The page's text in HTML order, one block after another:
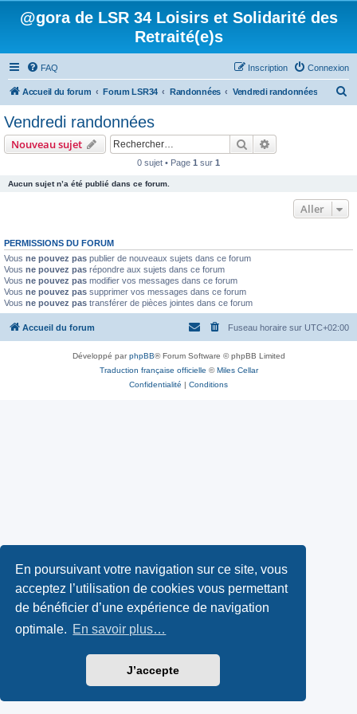
En poursuivant votre navigation sur ce site, vous
acceptez l’utilisation de cookies vous permettant
de bénéficier d’une expérience de navigation
optimale. En savoir plus…
J’accepte
@gora de LSR 34 Loisirs et Solidarité des
Retraité(e)s
FAQ Connexion
Inscription
Accueil du forum Forum LSR34 Randonnées Vendredi randonnées
Vendredi randonnées
Nouveau sujet Rechercher
0 sujet • Page 1 sur 1
Aucun sujet n’a été publié dans ce forum.
Aller
PERMISSIONS DU FORUM
Vous ne pouvez pas publier de nouveaux sujets dans ce forum
Vous ne pouvez pas répondre aux sujets dans ce forum
Vous ne pouvez pas modifier vos messages dans ce forum
Vous ne pouvez pas supprimer vos messages dans ce forum
Vous ne pouvez pas transférer de pièces jointes dans ce forum
Accueil du forum Fuseau horaire sur UTC+02:00
Développé parphpBB® Forum Software © phpBB Limited
Traduction française officielle ©Miles Cellar
Confidentialité | Conditions